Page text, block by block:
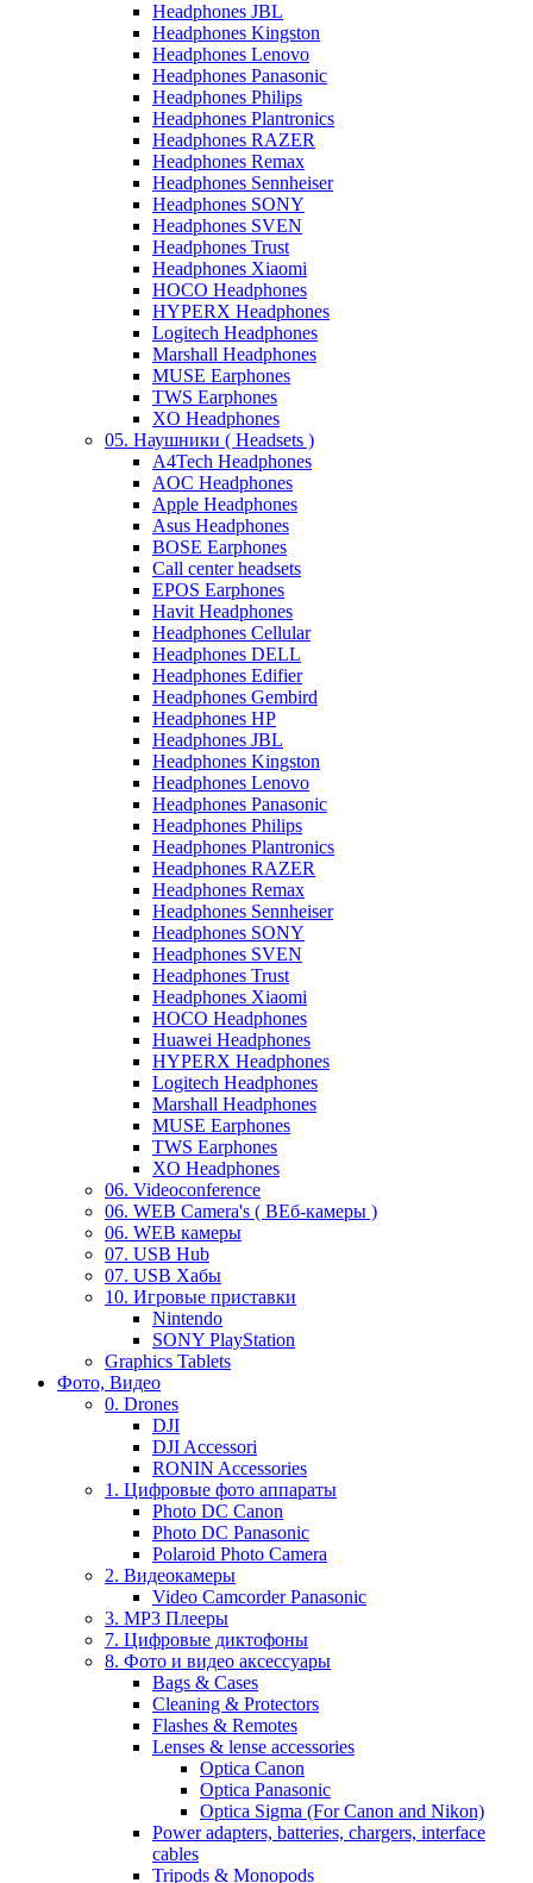
Headphones JBL
Headphones Kingston
Headphones Lenovo
Headphones Panasonic
Headphones Philips
Headphones Plantronics
Headphones RAZER
Headphones Remax
Headphones Sennheiser
Headphones SONY
Headphones SVEN
Headphones Trust
Headphones Xiaomi
HOCO Headphones
HYPERX Headphones
Logitech Headphones
Marshall Headphones
MUSE Earphones
TWS Earphones
XO Headphones
05. Наушники ( Headsets )
A4Tech Headphones
AOC Headphones
Apple Headphones
Asus Headphones
BOSE Earphones
Call center headsets
EPOS Earphones
Havit Headphones
Headphones Cellular
Headphones DELL
Headphones Edifier
Headphones Gembird
Headphones HP
Headphones JBL
Headphones Kingston
Headphones Lenovo
Headphones Panasonic
Headphones Philips
Headphones Plantronics
Headphones RAZER
Headphones Remax
Headphones Sennheiser
Headphones SONY
Headphones SVEN
Headphones Trust
Headphones Xiaomi
HOCO Headphones
Huawei Headphones
HYPERX Headphones
Logitech Headphones
Marshall Headphones
MUSE Earphones
TWS Earphones
XO Headphones
06. Videoconference
06. WEB Camera's ( ВЕб-камеры )
06. WEB камеры
07. USB Hub
07. USB Хабы
10. Игровые приставки
Nintendo
SONY PlayStation
Graphics Tablets
Фото, Видео
0. Drones
DJI
DJI Accessori
RONIN Accessories
1. Цифровые фото аппараты
Photo DC Canon
Photo DC Panasonic
Polaroid Photo Camera
2. Видеокамеры
Video Camcorder Panasonic
3. MP3 Плееры
7. Цифровые диктофоны
8. Фото и видео аксессуары
Bags & Cases
Cleaning & Protectors
Flashes & Remotes
Lenses & lense accessories
Optica Canon
Optica Panasonic
Optica Sigma (For Canon and Nikon)
Power adapters, batteries, chargers, interface
cables
Tripods & Monopods